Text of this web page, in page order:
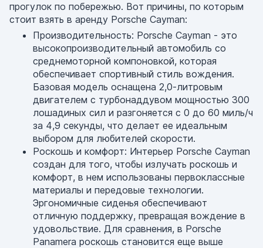
прогулок по побережью. Вот причины, по которым
стоит взять в аренду Porsche Cayman:
Производительность: Porsche Cayman - это
высокопроизводительный автомобиль со
среднемоторной компоновкой, которая
обеспечивает спортивный стиль вождения.
Базовая модель оснащена 2,0-литровым
двигателем с турбонаддувом мощностью 300
лошадиных сил и разгоняется с 0 до 60 миль/ч
за 4,9 секунды, что делает ее идеальным
выбором для любителей скорости.
Роскошь и комфорт: Интерьер Porsche Cayman
создан для того, чтобы излучать роскошь и
комфорт, в нем использованы первоклассные
материалы и передовые технологии.
Эргономичные сиденья обеспечивают
отличную поддержку, превращая вождение в
удовольствие. Для сравнения, в Porsche
Panamera роскошь становится еще выше